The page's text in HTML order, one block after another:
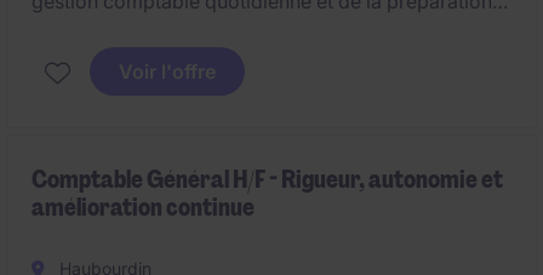
nécessite une expertise en comptabilité et finance.
Voir l'offre
Comptable Général H/F - Rigueur, autonomie et
amélioration continue
Haubourdin